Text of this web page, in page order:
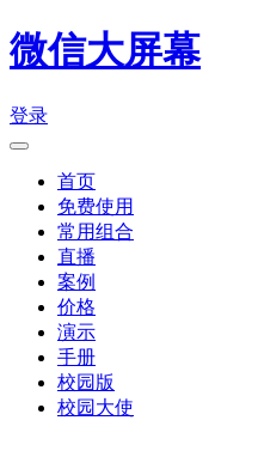
微信大屏幕
登录
首页
免费使用
常用组合
直播
案例
价格
演示
手册
校园版
校园大使